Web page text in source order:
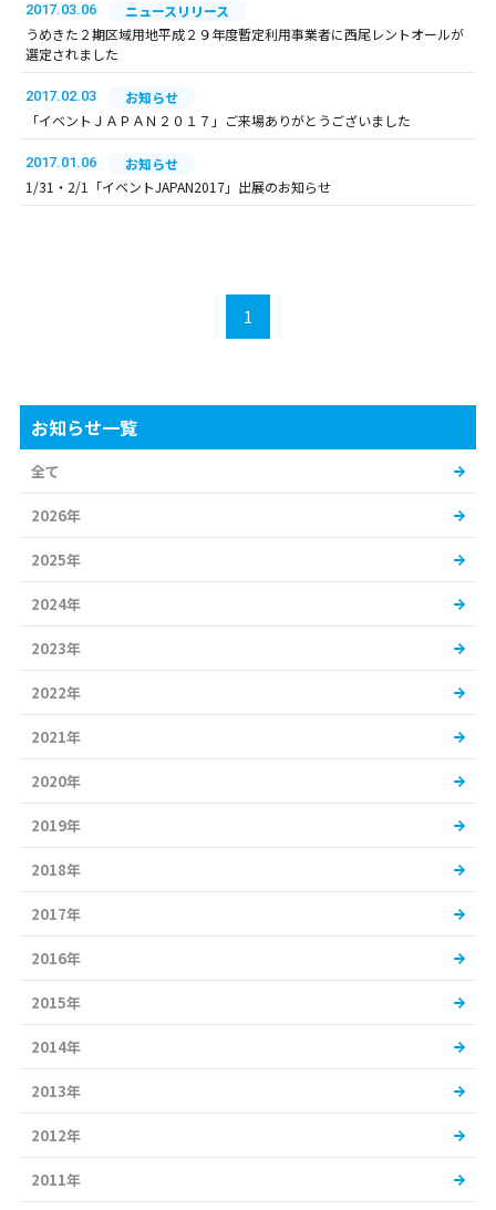
2017.03.06
ニュースリリース
うめきた２期区域用地平成２９年度暫定利用事業者に西尾レントオールが
選定されました
2017.02.03
お知らせ
「イベントＪＡＰＡＮ２０１７」ご来場ありがとうございました
2017.01.06
お知らせ
1/31・2/1「イベントJAPAN2017」出展のお知らせ
1
お知らせ一覧
全て
2026年
2025年
2024年
2023年
2022年
2021年
2020年
2019年
2018年
2017年
2016年
2015年
2014年
2013年
2012年
2011年